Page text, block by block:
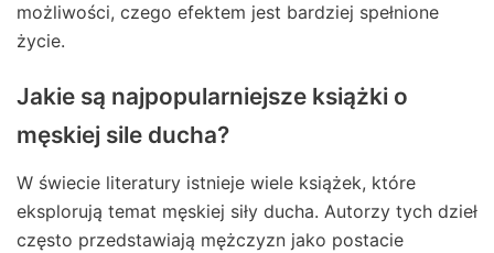
możliwości, czego efektem jest bardziej spełnione
życie.
Jakie są najpopularniejsze książki o
męskiej sile ducha?
W świecie literatury istnieje wiele książek, które
eksplorują temat męskiej siły ducha. Autorzy tych dzieł
często przedstawiają mężczyzn jako postacie